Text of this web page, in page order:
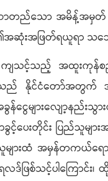
ော အမိန့်အမှတ် (၁/
ာ်၏အဆုံးအဖြတ်ရယူ
ျသင့်သည့် အထူးကုန်စ
းသည် နိုင်ငံတော်အတွ
များလျော့နည်းသွ
သာခွင့်ပေးတိုင်း ပြ
များထံ အမှန်တကယ်ရေ
ရလဒ်ဖြစ်သင့်ပါကြ